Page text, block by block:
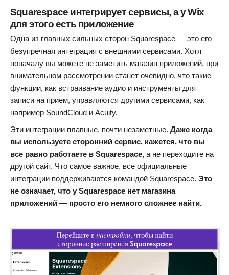
Squarespace интегрирует сервисы, а у Wix
для этого есть приложение
Одна из главных сильных сторон Squarespace — это его
безупречная интеграция с внешними сервисами. Хотя
поначалу вы можете не заметить магазин приложений, при
внимательном рассмотрении станет очевидно, что такие
функции, как встраивание аудио и инструменты для
записи на прием, управляются другими сервисами, как
например SoundCloud и Acuity.
Эти интеграции плавные, почти незаметные. Даже когда
вы используете сторонний сервис, кажется, что вы
все равно работаете в Squarespace, а не переходите на
другой сайт. Что самое важное, все официальные
интеграции поддерживаются командой Squarespace. Это
не означает, что у Squarespace нет магазина
приложений — просто его немного сложнее найти.